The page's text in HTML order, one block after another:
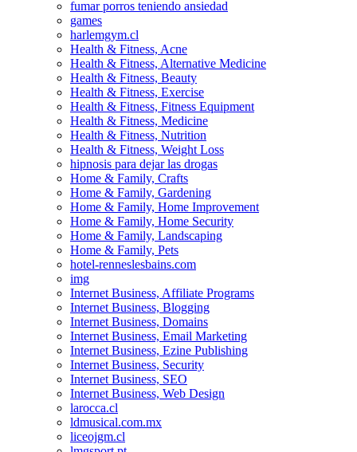
fumar porros teniendo ansiedad
games
harlemgym.cl
Health & Fitness, Acne
Health & Fitness, Alternative Medicine
Health & Fitness, Beauty
Health & Fitness, Exercise
Health & Fitness, Fitness Equipment
Health & Fitness, Medicine
Health & Fitness, Nutrition
Health & Fitness, Weight Loss
hipnosis para dejar las drogas
Home & Family, Crafts
Home & Family, Gardening
Home & Family, Home Improvement
Home & Family, Home Security
Home & Family, Landscaping
Home & Family, Pets
hotel-renneslesbains.com
img
Internet Business, Affiliate Programs
Internet Business, Blogging
Internet Business, Domains
Internet Business, Email Marketing
Internet Business, Ezine Publishing
Internet Business, Security
Internet Business, SEO
Internet Business, Web Design
larocca.cl
ldmusical.com.mx
liceojgm.cl